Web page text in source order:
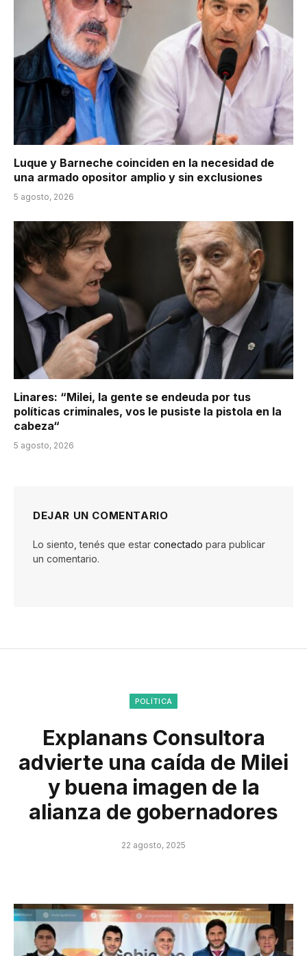
Luque y Barneche coinciden en la necesidad de
una armado opositor amplio y sin exclusiones
5 agosto, 2026
Linares: “Milei, la gente se endeuda por tus
políticas criminales, vos le pusiste la pistola en la
cabeza“
5 agosto, 2026
DEJAR UN COMENTARIO
Lo siento, tenés que estar conectado para publicar
un comentario.
POLÍTICA
Explanans Consultora
advierte una caída de Milei
y buena imagen de la
alianza de gobernadores
22 agosto, 2025